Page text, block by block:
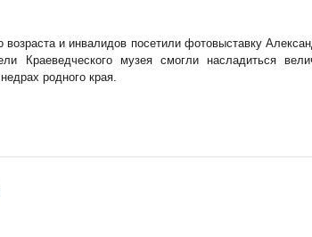
и инвалидов посетили фотовыставку
Краеведческого музея смогли насладиться
родного края.